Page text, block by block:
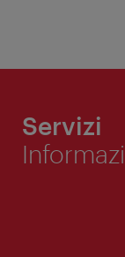
Servizi